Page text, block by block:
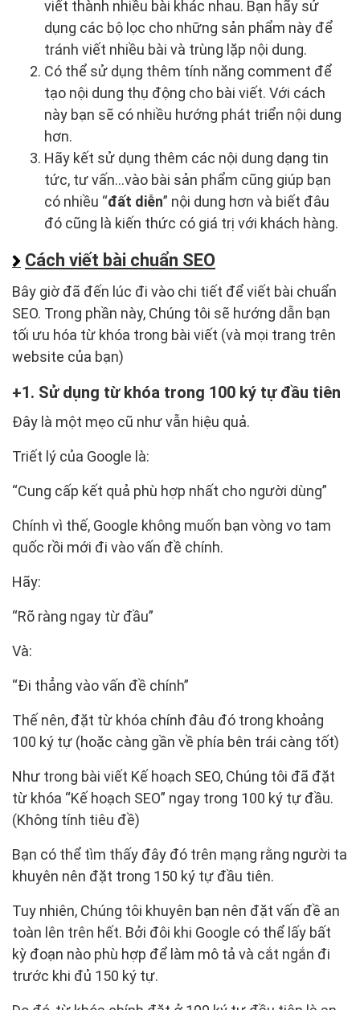
viết thành nhiều bài khác nhau. Bạn hãy sử
dụng các bộ lọc cho những sản phẩm này để
tránh viết nhiều bài và trùng lặp nội dung.
Có thể sử dụng thêm tính năng comment để
tạo nội dung thụ động cho bài viết. Với cách
này bạn sẽ có nhiều hướng phát triển nội dung
hơn.
Hãy kết sử dụng thêm các nội dung dạng tin
tức, tư vấn…vào bài sản phẩm cũng giúp bạn
có nhiều “đất diễn” nội dung hơn và biết đâu
đó cũng là kiến thức có giá trị với khách hàng.
Cách viết bài chuẩn SEO
Bây giờ đã đến lúc đi vào chi tiết để viết bài chuẩn
SEO. Trong phần này, Chúng tôi sẽ hướng dẫn bạn
tối ưu hóa từ khóa trong bài viết (và mọi trang trên
website của bạn)
1. Sử dụng từ khóa trong 100 ký tự đầu tiên
Đây là một mẹo cũ như vẫn hiệu quả.
Triết lý của Google là:
“Cung cấp kết quả phù hợp nhất cho người dùng”
Chính vì thế, Google không muốn bạn vòng vo tam
quốc rồi mới đi vào vấn đề chính.
Hãy:
“Rõ ràng ngay từ đầu”
Và:
“Đi thẳng vào vấn đề chính”
Thế nên, đặt từ khóa chính đâu đó trong khoảng
100 ký tự (hoặc càng gần về phía bên trái càng tốt)
Như trong bài viết Kế hoạch SEO, Chúng tôi đã đặt
từ khóa “Kế hoạch SEO” ngay trong 100 ký tự đầu.
(Không tính tiêu đề)
Bạn có thể tìm thấy đây đó trên mạng rằng người ta
khuyên nên đặt trong 150 ký tự đầu tiên.
Tuy nhiên, Chúng tôi khuyên bạn nên đặt vấn đề an
toàn lên trên hết. Bởi đôi khi Google có thể lấy bất
kỳ đoạn nào phù hợp để làm mô tả và cắt ngắn đi
trước khi đủ 150 ký tự.